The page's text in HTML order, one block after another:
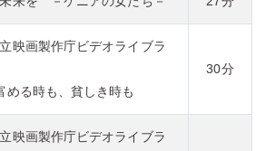
映画製作庁ビデオライブラ
る時も、貧しき時も
30分
映画製作庁ビデオライブラ